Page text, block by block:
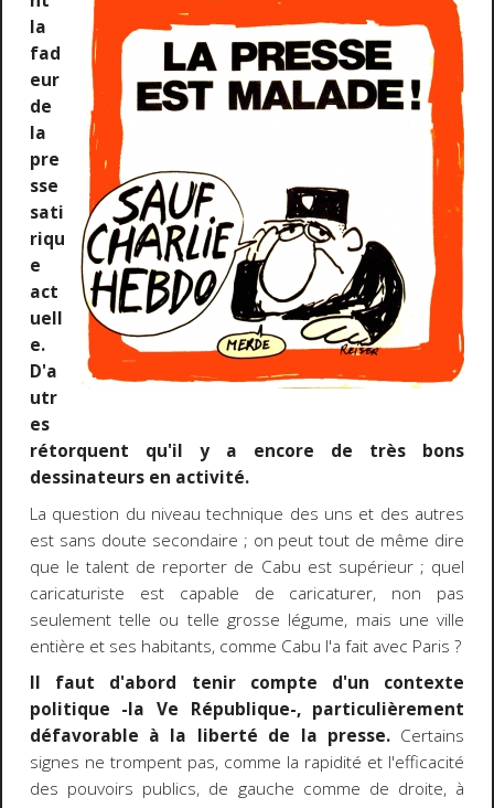
la
fad
eur
de
la
pre
sse
sati
riqu
e
act
uell
e.
D'a
utr
es
rétorquent qu'il y a encore de très bons
dessinateurs en activité.
La question du niveau technique des uns et des autres
est sans doute secondaire ; on peut tout de même dire
que le talent de reporter de Cabu est supérieur ; quel
caricaturiste est capable de caricaturer, non pas
seulement telle ou telle grosse légume, mais une ville
entière et ses habitants, comme Cabu l'a fait avec Paris ?
Il faut d'abord tenir compte d'un contexte
politique -la Ve République-, particulièrement
défavorable à la liberté de la presse.Certains
signes ne trompent pas, comme la rapidité et l'efficacité
des pouvoirs publics, de gauche comme de droite, à